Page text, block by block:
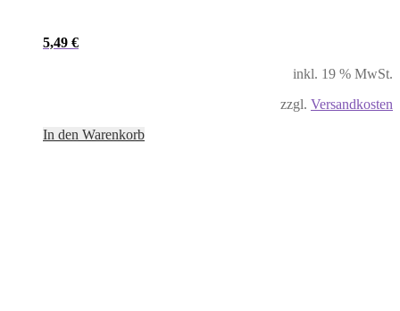
5,49 €
inkl. 19 % MwSt.
zzgl. Versandkosten
In den Warenkorb